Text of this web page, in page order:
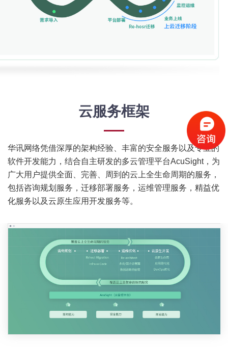
云服务框架
华讯网络凭借深厚的架构经验、丰富的安全服务以及专业的
软件开发能力，结合自主研发的多云管理平台AcuSight，为
广大用户提供全面、完善、周到的云上全生命周期的服务，
包括咨询规划服务，迁移部署服务，运维管理服务，精益优
化服务以及云原生应用开发服务等。